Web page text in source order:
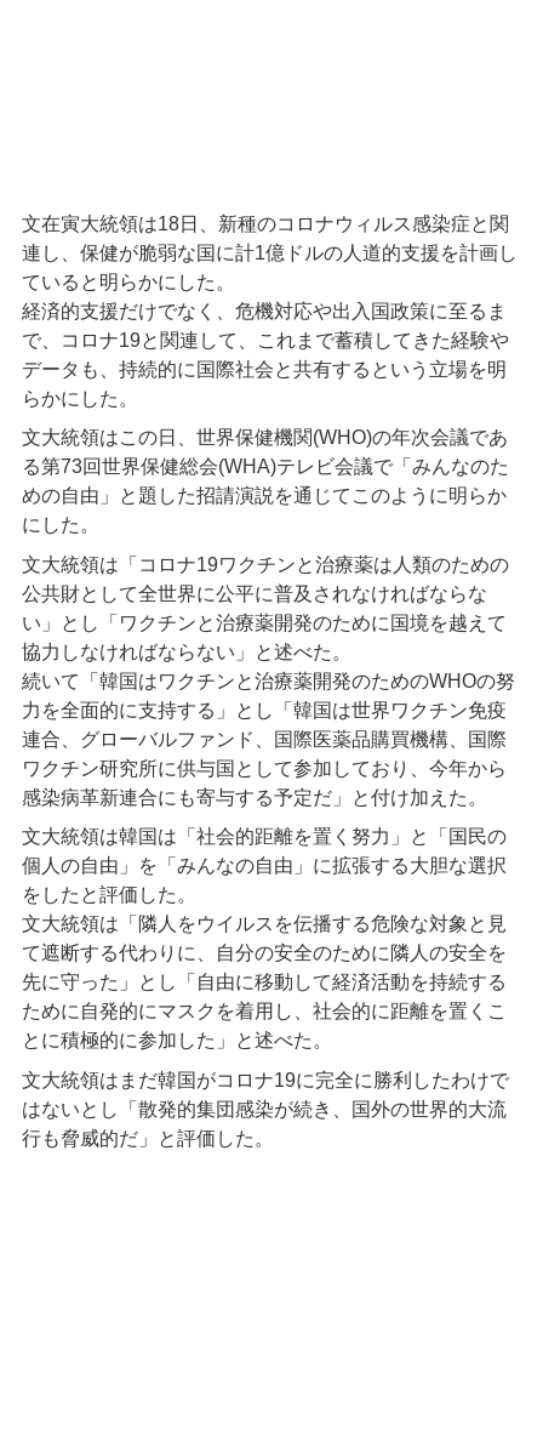
文在寅大統領は18日、新種のコロナウィルス感染症と関
連し、保健が脆弱な国に計1億ドルの人道的支援を計画し
ていると明らかにした。
経済的支援だけでなく、危機対応や出入国政策に至るま
で、コロナ19と関連して、これまで蓄積してきた経験や
データも、持続的に国際社会と共有するという立場を明
らかにした。
文大統領はこの日、世界保健機関(WHO)の年次会議であ
る第73回世界保健総会(WHA)テレビ会議で「みんなのた
めの自由」と題した招請演説を通じてこのように明らか
にした。
文大統領は「コロナ19ワクチンと治療薬は人類のための
公共財として全世界に公平に普及されなければならな
い」とし「ワクチンと治療薬開発のために国境を越えて
協力しなければならない」と述べた。
続いて「韓国はワクチンと治療薬開発のためのWHOの努
力を全面的に支持する」とし「韓国は世界ワクチン免疫
連合、グローバルファンド、国際医薬品購買機構、国際
ワクチン研究所に供与国として参加しており、今年から
感染病革新連合にも寄与する予定だ」と付け加えた。
文大統領は韓国は「社会的距離を置く努力」と「国民の
個人の自由」を「みんなの自由」に拡張する大胆な選択
をしたと評価した。
文大統領は「隣人をウイルスを伝播する危険な対象と見
て遮断する代わりに、自分の安全のために隣人の安全を
先に守った」とし「自由に移動して経済活動を持続する
ために自発的にマスクを着用し、社会的に距離を置くこ
とに積極的に参加した」と述べた。
文大統領はまだ韓国がコロナ19に完全に勝利したわけで
はないとし「散発的集団感染が続き、国外の世界的大流
行も脅威的だ」と評価した。